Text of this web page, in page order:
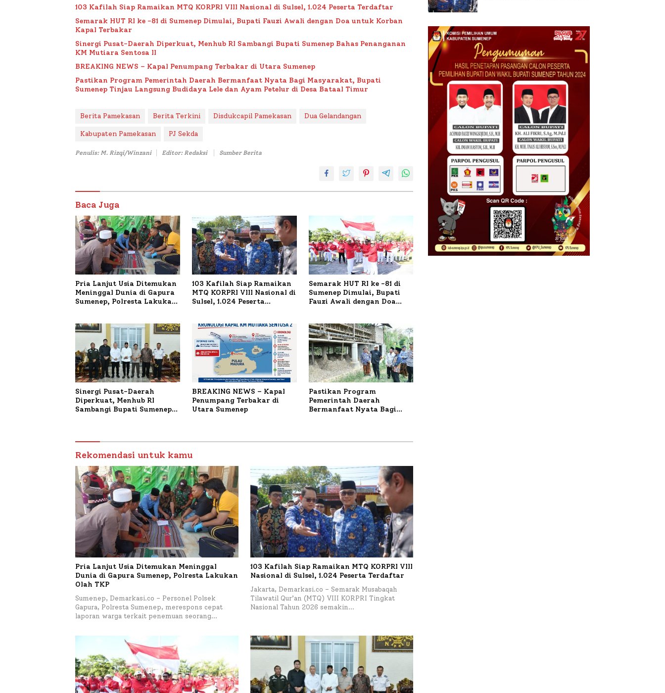
103 Kafilah Siap Ramaikan MTQ KORPRI VIII Nasional di Sulsel, 1.024 Peserta Terdaftar
Semarak HUT RI ke -81 di Sumenep Dimulai, Bupati Fauzi Awali dengan Doa untuk Korban
Kapal Terbakar
Sinergi Pusat-Daerah Diperkuat, Menhub RI Sambangi Bupati Sumenep Bahas Penanganan
KM Mutiara Sentosa II
BREAKING NEWS – Kapal Penumpang Terbakar di Utara Sumenep
Pastikan Program Pemerintah Daerah Bermanfaat Nyata Bagi Masyarakat, Bupati
Sumenep Tinjau Langsung Budidaya Lele dan Ayam Petelur di Desa Bataal Timur
Berita Pamekasan Berita Terkini Disdukcapil Pamekasan Dua Gelandangan
Kabupaten Pamekasan PJ Sekda
Penulis: M. Rizqi/Winzani Editor: Redaksi Sumber Berita
Baca Juga
Pria Lanjut Usia Ditemukan
Meninggal Dunia di Gapura
Sumenep, Polresta Lakukan
103 Kafilah Siap Ramaikan
MTQ KORPRI VIII Nasional di
Sulsel, 1.024 Peserta
Semarak HUT RI ke -81 di
Sumenep Dimulai, Bupati
Fauzi Awali dengan Doa
Sinergi Pusat-Daerah
Diperkuat, Menhub RI
Sambangi Bupati Sumenep
BREAKING NEWS – Kapal
Penumpang Terbakar di
Utara Sumenep
Pastikan Program
Pemerintah Daerah
Bermanfaat Nyata Bagi
Petelur di Desa Bataal Timur
Rekomendasi untuk kamu
Pria Lanjut Usia Ditemukan Meninggal
Dunia di Gapura Sumenep, Polresta Lakukan
Olah TKP
Sumenep, Demarkasi.co – Personel Polsek
Gapura, Polresta Sumenep, merespons cepat
laporan warga terkait penemuan seorang…
103 Kafilah Siap Ramaikan MTQ KORPRI VIII
Nasional di Sulsel, 1.024 Peserta Terdaftar
Jakarta, Demarkasi.co – Semarak Musabaqah
Tilawatil Qur’an (MTQ) VIII KORPRI Tingkat
Nasional Tahun 2026 semakin…